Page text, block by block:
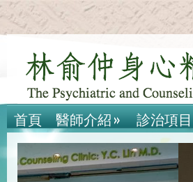
首頁 醫師介紹» 診治項目